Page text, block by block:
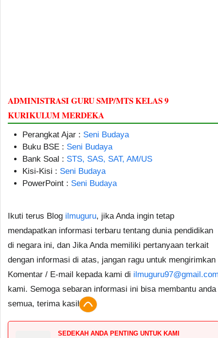
ADMINISTRASI GURU SMP/MTS KELAS 9
KURIKULUM MERDEKA
Perangkat Ajar : Seni Budaya
Buku BSE : Seni Budaya
Bank Soal : STS, SAS, SAT, AM/US
Kisi-Kisi : Seni Budaya
PowerPoint : Seni Budaya
Ikuti terus Blog ilmuguru, jika Anda ingin tetap
mendapatkan informasi terbaru tentang dunia pendidikan
di negara ini, dan Jika Anda memiliki pertanyaan terkait
dengan informasi di atas, jangan ragu untuk mengirimkan
Komentar / E-mail kepada kami di
kami. Semoga sebaran informasi ini bisa membantu anda
semua, terima kasih.
SEDEKAH ANDA PENTING UNTUK KAMI